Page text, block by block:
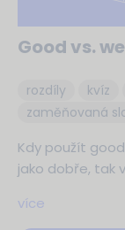
Good vs.
rozdíly kvíz
zaměňovaná
Kdy použít
jako dobře, tak
více